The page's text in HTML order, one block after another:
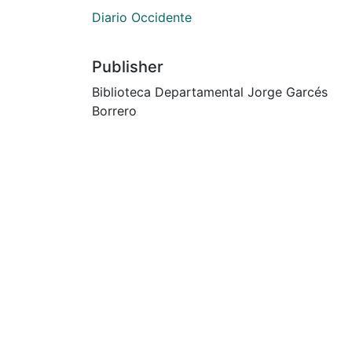
Diario Occidente
Publisher
Biblioteca Departamental Jorge Garcés
Borrero